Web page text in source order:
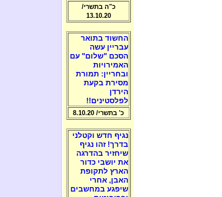
כ"ה בתשרי/
13.10.20
החשוד בתואר
עבריין עשה
הסכם "שלום" עם
האמירויות
ובחריין: תמורת
מסירת בקעת
הירדן
לפלסטינים!!
כ' בתשרי/ 8.10.20
נגיף חדש וקטלני
בדרך! זהו נגיף
שיחזיר בהדרגה
את יושבי כדור
הארץ לתקופת
האבן, אחרי
שיפגע במחשבים